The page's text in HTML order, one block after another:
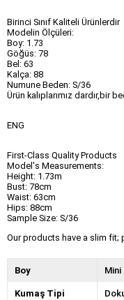
Birinci Sınıf Kaliteli Ürünlerdir
Modelin Ölçüleri:
Boy: 1.73
Göğüs: 78
Bel: 63
Kalça: 88
Numune Beden: S/36
Ürün kalıplarımız dardır,bir
ENG
First-Class Quality Products
Model's Measurements:
Height: 1.73m
Bust: 78cm
Waist: 63cm
Hips: 88cm
Sample Size: S/36
Our products have a slim fit;
Boy Mini
Kumaş Tipi